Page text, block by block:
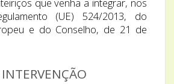
(UE) 524/2013, do
e do Conselho, de 21 de